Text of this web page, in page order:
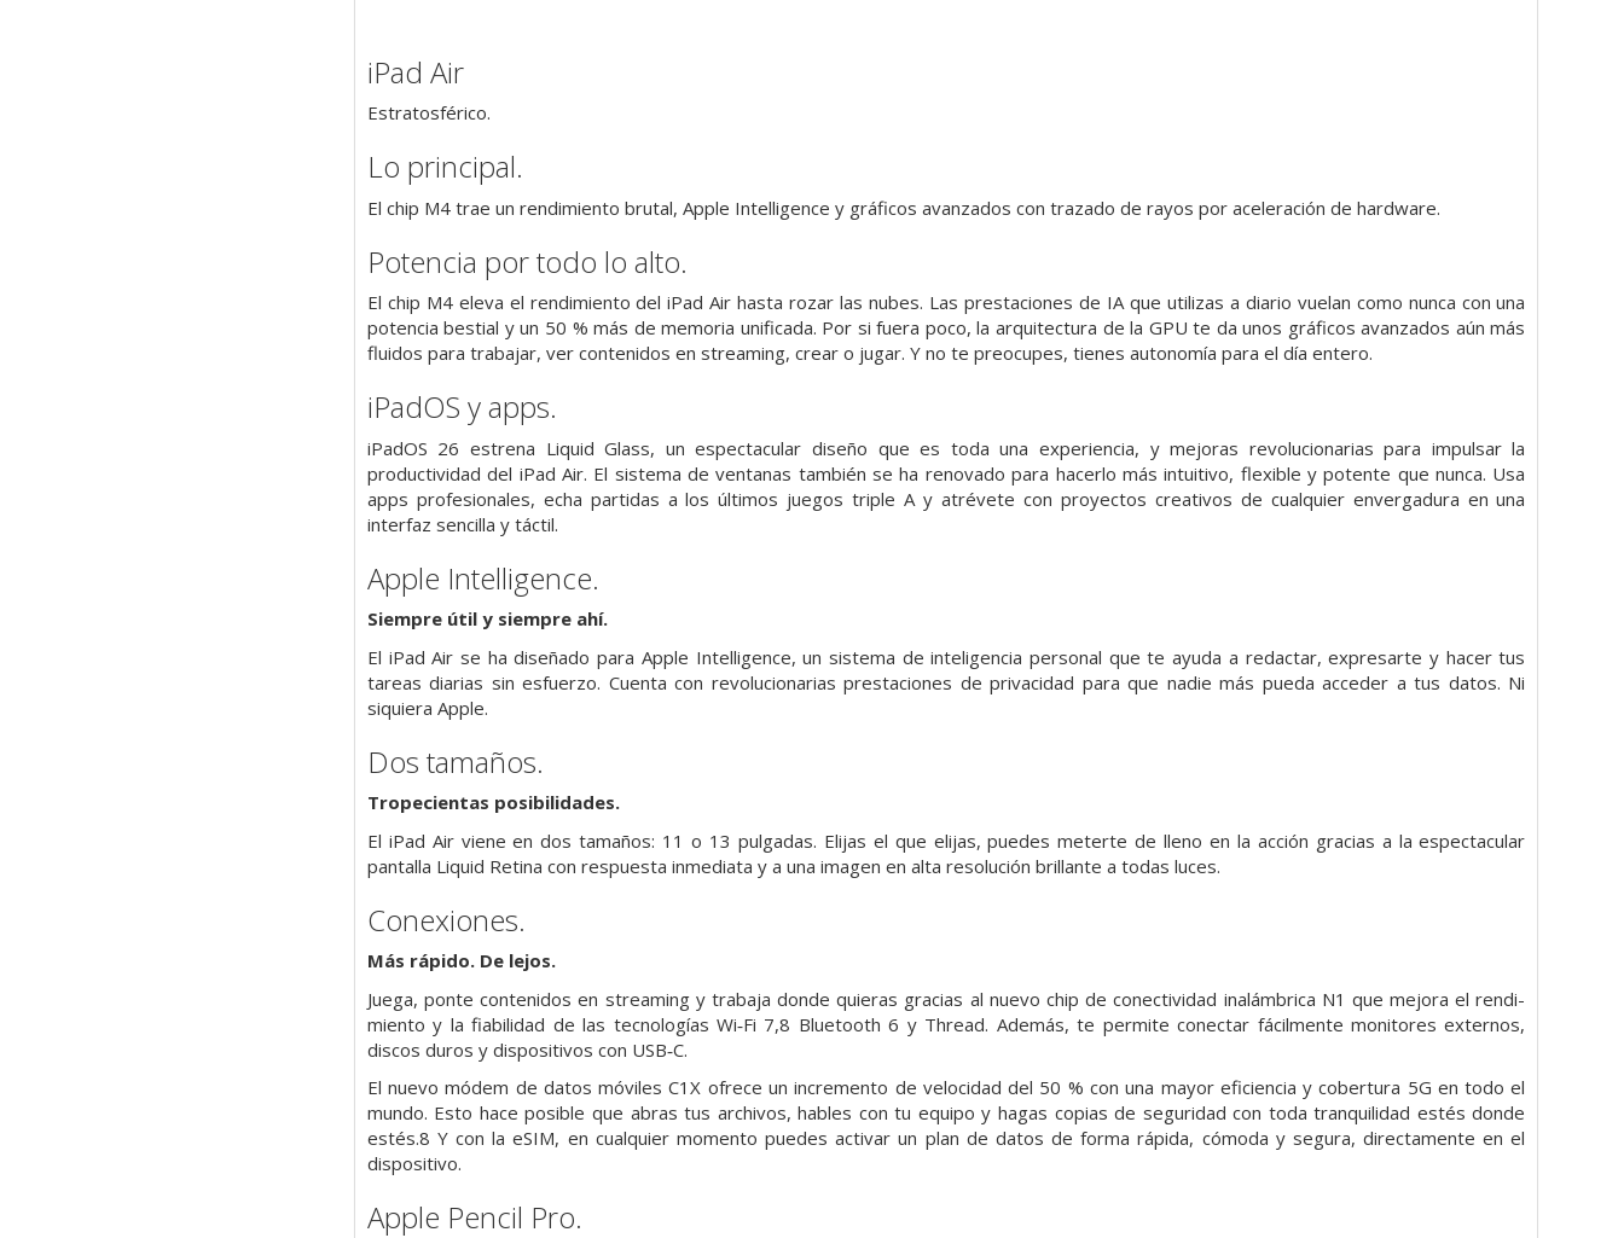
iPad Air
Estratosférico.
Lo principal.
El chip M4 trae un rendimiento brutal, Apple Intelligence y gráficos avanzados con trazado de rayos por aceleración de hardware.
Potencia por todo lo alto.
El chip M4 eleva el rendimiento del iPad Air hasta rozar las nubes. Las prestaciones de IA que utilizas a diario vuelan como nunca con una
potencia bestial y un 50 % más de memoria unificada. Por si fuera poco, la arquitectura de la GPU te da unos gráficos avanzados aún más
fluidos para trabajar, ver contenidos en streaming, crear o jugar. Y no te preocupes, tienes autonomía para el día entero.
iPadOS y apps.
iPadOS 26 estrena Liquid Glass, un espectacular diseño que es toda una experiencia, y mejoras revolucionarias para impulsar la
productividad del iPad Air. El sistema de ventanas también se ha renovado para hacerlo más intuitivo, flexible y potente que nunca. Usa
apps profesionales, echa partidas a los últimos juegos triple A y atrévete con proyectos creativos de cualquier envergadura en una
interfaz sencilla y táctil.
Apple Intelligence.
Siempre útil y siempre ahí.
El iPad Air se ha diseñado para Apple Intelligence, un sistema de inteligencia personal que te ayuda a redactar, expresarte y hacer tus
tareas diarias sin esfuerzo. Cuenta con revolucionarias prestaciones de privacidad para que nadie más pueda acceder a tus datos. Ni
siquiera Apple.
Dos tamaños.
Tropecientas posibili­dades.
El iPad Air viene en dos tamaños: 11 o 13 pulgadas. Elijas el que elijas, puedes meterte de lleno en la acción gracias a la espectacular
pantalla Liquid Retina con respuesta inmediata y a una imagen en alta resolución brillante a todas luces.
Conexiones.
Más rápido. De lejos.
Juega, ponte contenidos en streaming y trabaja donde quieras gracias al nuevo chip de conectividad inalámbrica N1 que mejora el rendi­
miento y la fiabilidad de las tecnologías Wi‑Fi 7,8 Bluetooth 6 y Thread. Además, te permite conectar fácilmente monitores externos,
discos duros y dispositivos con USB‑C.
El nuevo módem de datos móviles C1X ofrece un incremento de velocidad del 50 % con una mayor eficiencia y cobertura 5G en todo el
mundo. Esto hace posible que abras tus archivos, hables con tu equipo y hagas copias de seguridad con toda tranquilidad estés donde
estés.8 Y con la eSIM, en cualquier momento puedes activar un plan de datos de forma rápida, cómoda y segura, directamente en el
dispositivo.
Apple Pencil Pro.